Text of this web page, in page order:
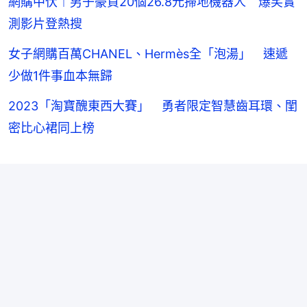
測影片登熱搜
女子網購百萬CHANEL、Hermès全「泡湯」 速遞
少做1件事血本無歸
2023「淘寶醜東西大賽」 勇者限定智慧齒耳環、閨
密比心裙同上榜